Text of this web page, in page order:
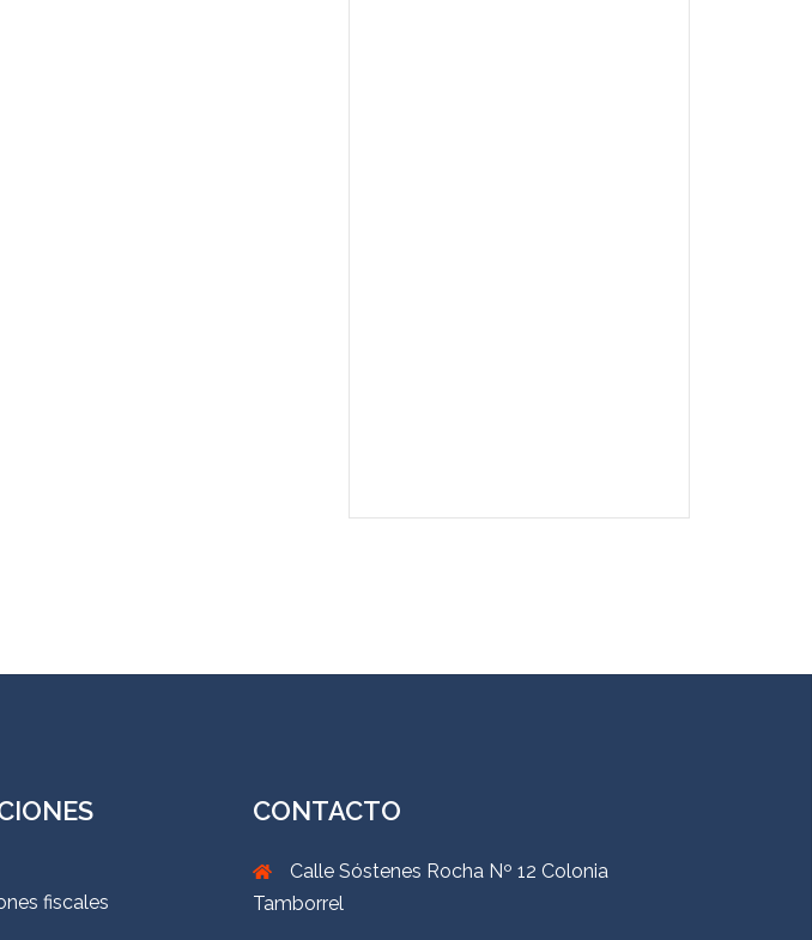
fiscales
CONTACTO
Calle Sóstenes Rocha Nº 12 Colonia
Tamborrel